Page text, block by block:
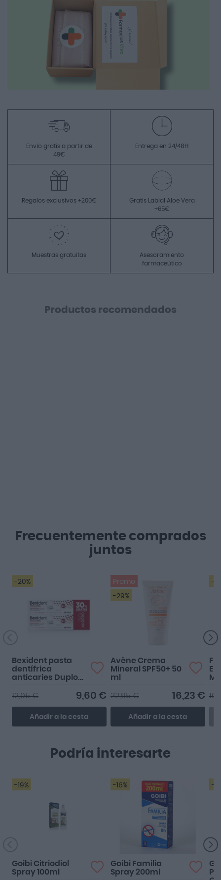
Envío gratis a partir de
49€
Entrega en 24/48H
Regalos exclusivos +200€
Gratis Labial Aloe Vera
+65€
Muestras gratuitas
Asesoramiento
farmaceútico
Productos recomendados
Frecuentemente comprados
juntos
-20%
Bexident pasta
dentífrica
anticaries Duplo
9,60 €
12,05 €
Añadir a la cesta
Promo
-29%
Avène Crema
Mineral SPF50+ 50
ml
16,23 €
22,95 €
Añadir a la cesta
-
Podría interesarte
-19%
Goibi Citriodiol
Spray 100ml
-16%
Goibi Familia
Spray 200ml
-